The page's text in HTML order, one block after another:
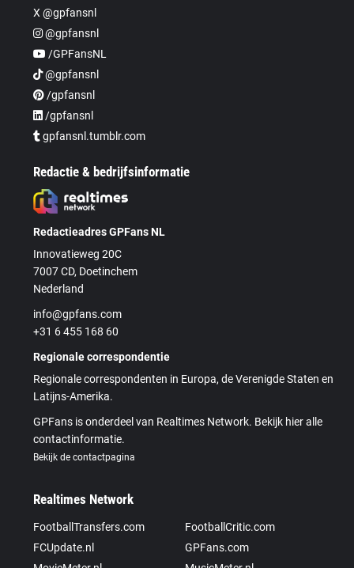
X @gpfansnl
@gpfansnl
/GPFansNL
@gpfansnl
/gpfansnl
/gpfansnl
gpfansnl.tumblr.com
Redactie & bedrijfsinformatie
Redactieadres GPFans NL
Innovatieweg 20C
7007 CD, Doetinchem
Nederland
info@gpfans.com
+31 6 455 168 60
Regionale correspondentie
Regionale correspondenten in Europa, de Verenigde Staten en
Latijns-Amerika.
GPFans is onderdeel van Realtimes Network. Bekijk hier alle
contactinformatie.
Bekijk de contactpagina
Realtimes Network
FootballTransfers.com
FootballCritic.com
FCUpdate.nl
GPFans.com